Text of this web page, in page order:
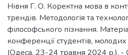
Нівня Г. О. Коректна мова в
трендів. Методологія та
філософського пізнання.
конференції студентів,
(Одеса, 23-24 травня 2024 р.).